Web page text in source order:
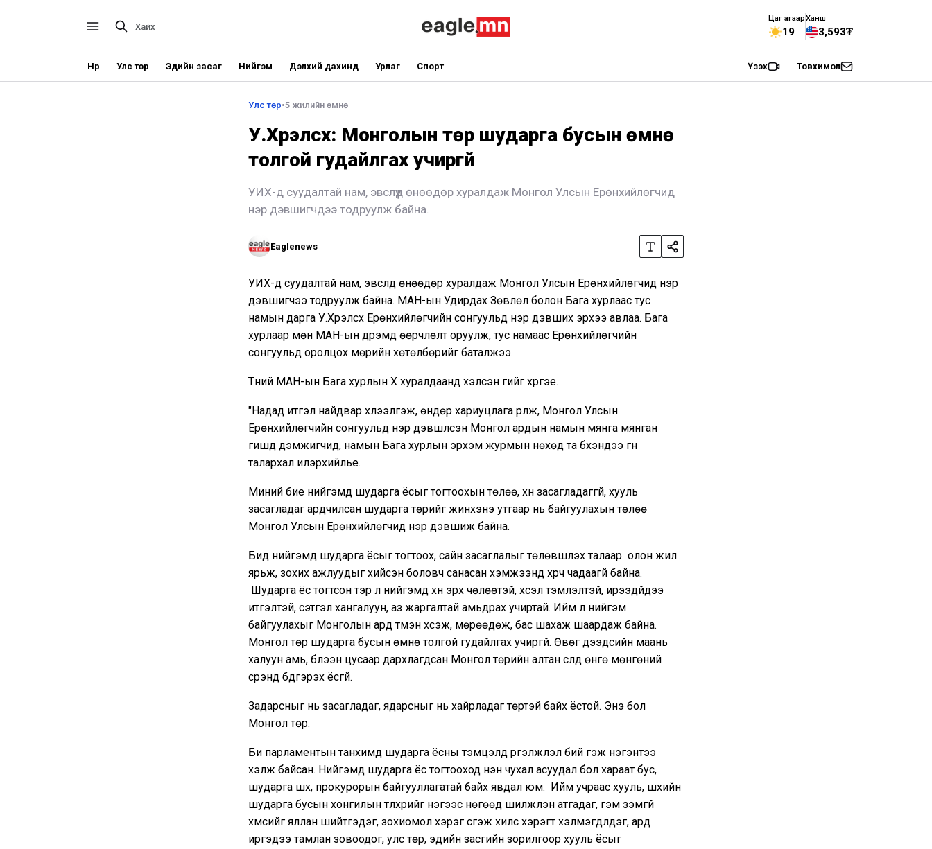
Цаг агаар
19
Ханш
3,593₮
Нүүр Улс төр Эдийн засаг Нийгэм Дэлхий дахинд Урлаг Спорт Үзэх Товхимол
Улс төр•5 жилийн өмнө
У.Хүрэлсүх: Монголын төр шударга бусын өмнө
толгой гудайлгах учиргүй
УИХ-д суудалтай нам, эвслүүд өнөөдөр хуралдаж Монгол Улсын Ерөнхийлөгчид
нэр дэвшигчдээ тодруулж байна.
Eaglenews
УИХ-д суудалтай нам, эвслүүд өнөөдөр хуралдаж Монгол Улсын Ерөнхийлөгчид нэр
дэвшигчээ тодруулж байна. МАН-ын Удирдах Зөвлөл болон Бага хурлаас тус
намын дарга У.Хүрэлсүх Ерөнхийлөгчийн сонгуульд нэр дэвших эрхээ авлаа. Бага
хурлаар мөн МАН-ын дүрэмд өөрчлөлт оруулж, тус намаас Ерөнхийлөгчийн
сонгуульд оролцох мөрийн хөтөлбөрийг баталжээ.
Түүний МАН-ын Бага хурлын Х хуралдаанд хэлсэн үгийг хүргэе.
"Надад итгэл найдвар хүлээлгэж, өндөр хариуцлага үүрүүлж, Монгол Улсын
Ерөнхийлөгчийн сонгуульд нэр дэвшүүлсэн Монгол ардын намын мянга мянган
гишүүд дэмжигчид, намын Бага хурлын эрхэм журмын нөхөд та бүхэндээ гүн
талархал илэрхийлье.
Миний бие нийгэмд шударга ёсыг тогтоохын төлөө, хүн засагладаггүй, хууль
засагладаг ардчилсан шударга төрийг жинхэнэ утгаар нь байгуулахын төлөө
Монгол Улсын Ерөнхийлөгчид нэр дэвшиж байна.
Бид нийгэмд шударга ёсыг тогтоох, сайн засаглалыг төлөвшүүлэх талаар олон жил
ярьж, зохих ажлуудыг хийсэн боловч санасан хэмжээнд хүрч чадаагүй байна.
Шударга ёс тогтсон тэр л нийгэмд хүн эрх чөлөөтэй, хүсэл тэмүүлэлтэй, ирээдүйдээ
итгэлтэй, сэтгэл хангалуун, аз жаргалтай амьдрах учиртай. Ийм л нийгэм
байгуулахыг Монголын ард түмэн хүсэж, мөрөөдөж, бас шахаж шаардаж байна.
Монгол төр шударга бусын өмнө толгой гудайлгах учиргүй. Өвөг дээдсийн маань
халуун амь, бүлээн цусаар дархлагдсан Монгол төрийн алтан сүлд өнгө мөнгөний
сүрэнд бүдгэрэх ёсгүй.
Задарсныг нь засагладаг, ядарсныг нь хайрладаг төртэй байх ёстой. Энэ бол
Монгол төр.
Би парламентын танхимд шударга ёсны тэмцэлд үргэлжлэл бий гэж нэгэнтээ
хэлж байсан. Нийгэмд шударга ёс тогтооход нэн чухал асуудал бол хараат бус,
шударга шүүх, прокурорын байгууллагатай байх явдал юм. Ийм учраас хууль, шүүхийн
шударга бусын хонгилын түлхүүрийг нэгээс нөгөөд шилжүүлэн атгадаг, гэм зэмгүй
хүмүүсийг яллан шийтгэдэг, зохиомол хэрэг үүсгэж хилс хэрэгт хэлмэгдүүлдэг, ард
иргэдээ тамлан зовоодог, улс төр, эдийн засгийн зорилгоор хууль ёсыг